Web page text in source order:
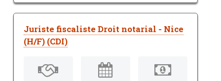
Juriste fiscaliste Droit notarial - Nice
(H/F) (CDI)